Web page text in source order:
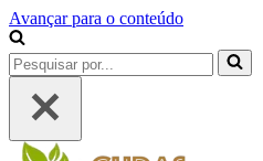
Avançar para o conteúdo
Pesquisar
por...